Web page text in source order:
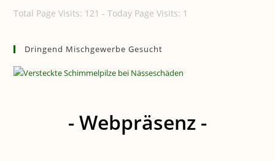
Total Page Visits: 121 - Today Page Visits: 1
Dringend Mischgewerbe Gesucht
- Webpräsenz -